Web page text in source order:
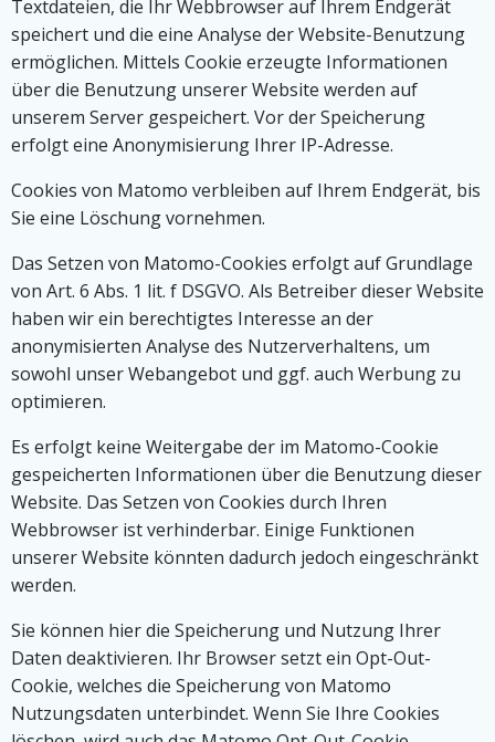
Textdateien, die Ihr Webbrowser auf Ihrem Endgerät
speichert und die eine Analyse der Website-Benutzung
ermöglichen. Mittels Cookie erzeugte Informationen
über die Benutzung unserer Website werden auf
unserem Server gespeichert. Vor der Speicherung
erfolgt eine Anonymisierung Ihrer IP-Adresse.
Cookies von Matomo verbleiben auf Ihrem Endgerät, bis
Sie eine Löschung vornehmen.
Das Setzen von Matomo-Cookies erfolgt auf Grundlage
von Art. 6 Abs. 1 lit. f DSGVO. Als Betreiber dieser Website
haben wir ein berechtigtes Interesse an der
anonymisierten Analyse des Nutzerverhaltens, um
sowohl unser Webangebot und ggf. auch Werbung zu
optimieren.
Es erfolgt keine Weitergabe der im Matomo-Cookie
gespeicherten Informationen über die Benutzung dieser
Website. Das Setzen von Cookies durch Ihren
Webbrowser ist verhinderbar. Einige Funktionen
unserer Website könnten dadurch jedoch eingeschränkt
werden.
Sie können hier die Speicherung und Nutzung Ihrer
Daten deaktivieren. Ihr Browser setzt ein Opt-Out-
Cookie, welches die Speicherung von Matomo
Nutzungsdaten unterbindet. Wenn Sie Ihre Cookies